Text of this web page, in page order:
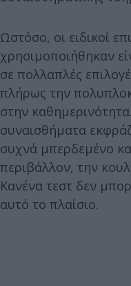
Ωστόσο, οι ειδικοί
χρησιμοποιήθηκαν
σε πολλαπλές
πλήρως την
στην
συναισθήματα
συχνά μπερδεμένο
περιβάλλον, την
Κανένα τεστ δεν
αυτό το πλαίσιο.